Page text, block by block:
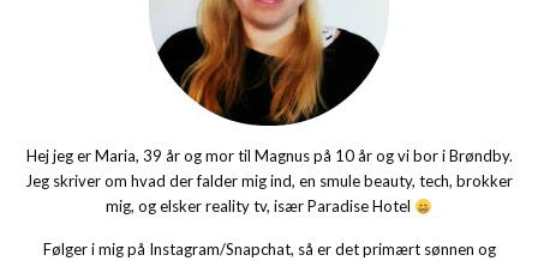
Hej jeg er Maria, 39 år og mor til Magnus på 10 år og vi bor i Brøndby.
Jeg skriver om hvad der falder mig ind, en smule beauty, tech, brokker
mig, og elsker reality tv, især Paradise Hotel
Følger i mig på Instagram/Snapchat, så er det primært sønnen og